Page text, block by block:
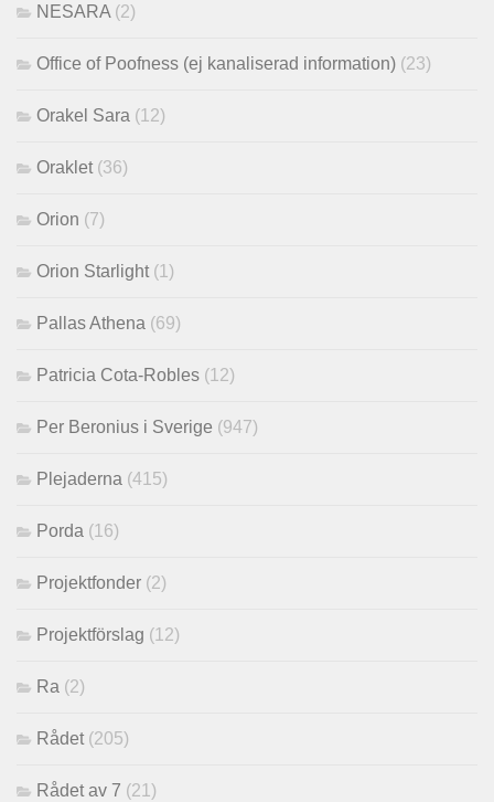
NESARA (2)
Office of Poofness (ej kanaliserad information) (23)
Orakel Sara (12)
Oraklet (36)
Orion (7)
Orion Starlight (1)
Pallas Athena (69)
Patricia Cota-Robles (12)
Per Beronius i Sverige (947)
Plejaderna (415)
Porda (16)
Projektfonder (2)
Projektförslag (12)
Ra (2)
Rådet (205)
Rådet av 7 (21)